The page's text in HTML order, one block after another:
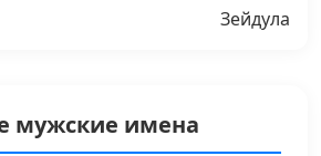
Зейдула
мужские имена